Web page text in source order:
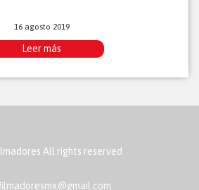
16 agosto 2019
Leer más
All rights reserved